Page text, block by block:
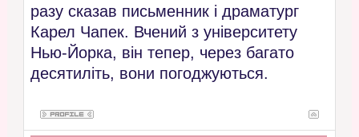
разу сказав письменник і драматург
Карел Чапек. Вчений з університету
Нью-Йорка, він тепер, через багато
десятиліть, вони погоджуються.